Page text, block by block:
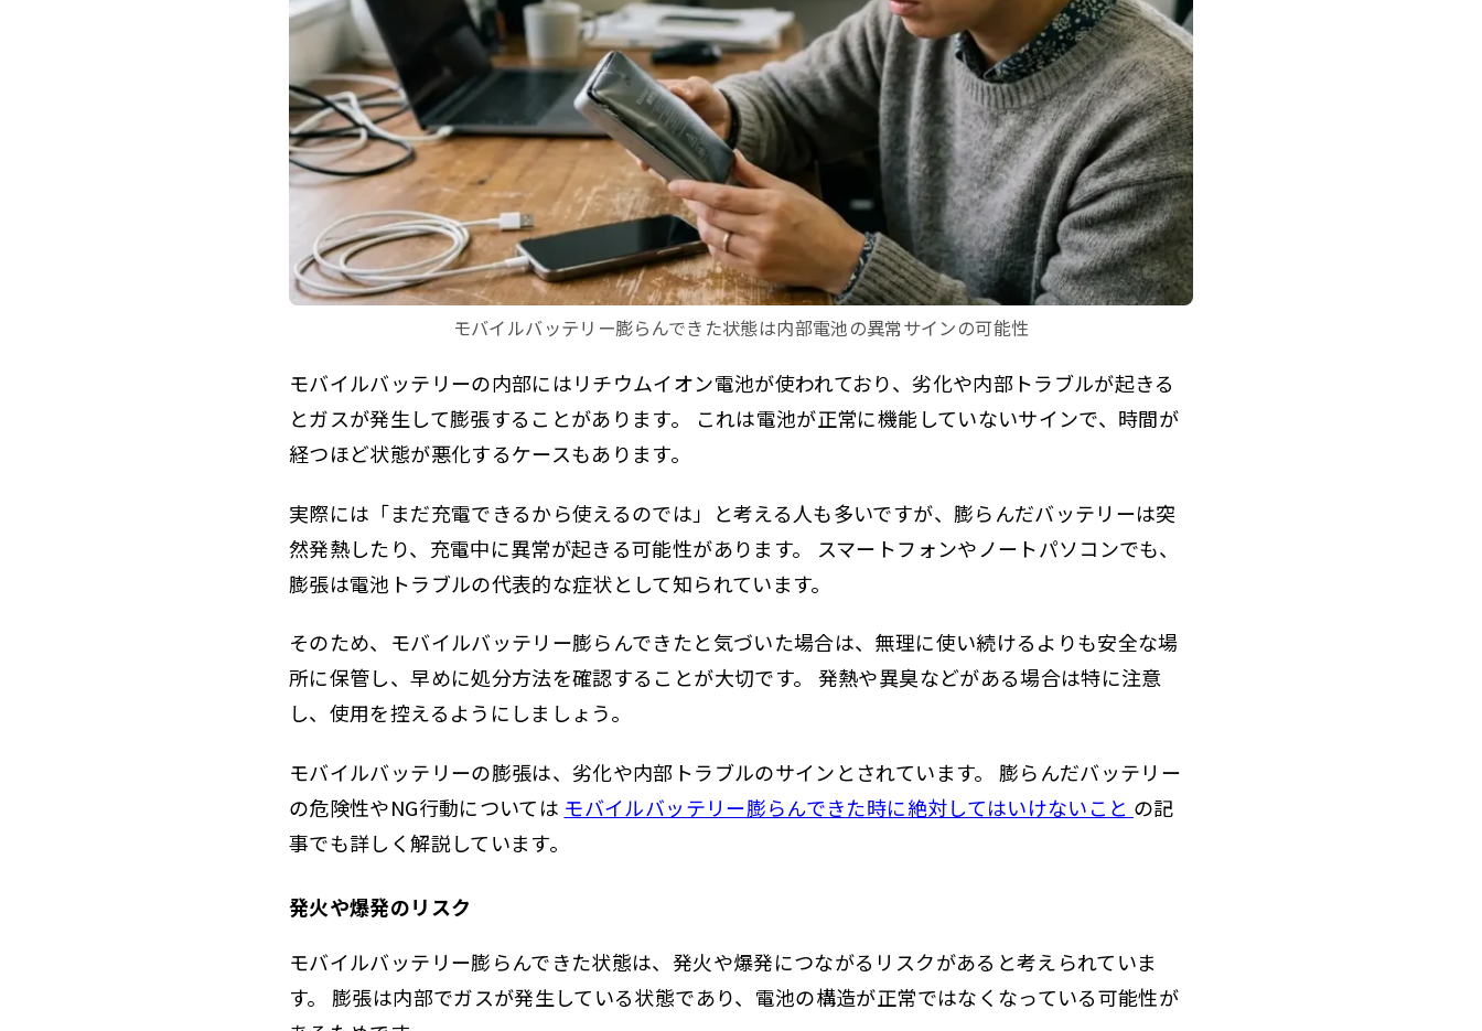
モバイルバッテリー膨らんできた状態は内部電池の異常サインの可能性
モバイルバッテリーの内部にはリチウムイオン電池が使われており、劣化や内部トラブルが起きる
とガスが発生して膨張することがあります。 これは電池が正常に機能していないサインで、時間が
経つほど状態が悪化するケースもあります。
実際には「まだ充電できるから使えるのでは」と考える人も多いですが、膨らんだバッテリーは突
然発熱したり、充電中に異常が起きる可能性があります。 スマートフォンやノートパソコンでも、
膨張は電池トラブルの代表的な症状として知られています。
そのため、モバイルバッテリー膨らんできたと気づいた場合は、無理に使い続けるよりも安全な場
所に保管し、早めに処分方法を確認することが大切です。 発熱や異臭などがある場合は特に注意
し、使用を控えるようにしましょう。
モバイルバッテリーの膨張は、劣化や内部トラブルのサインとされています。 膨らんだバッテリー
の危険性やNG行動については モバイルバッテリー膨らんできた時に絶対してはいけないこと の記
事でも詳しく解説しています。
発火や爆発のリスク
モバイルバッテリー膨らんできた状態は、発火や爆発につながるリスクがあると考えられていま
す。 膨張は内部でガスが発生している状態であり、電池の構造が正常ではなくなっている可能性が